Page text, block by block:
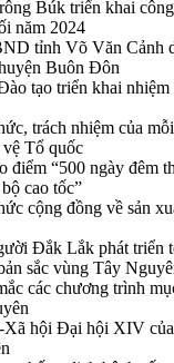
Búk triển khai công
năm 2024
tỉnh Võ Văn Cảnh
Buôn Đôn
tạo triển khai
trách nhiệm của
Tổ quốc
điểm “500 ngày đêm
cao tốc”
cộng đồng về sản
Đắk Lắk phát triển
sắc vùng Tây
các chương trình
Xã hội Đại hội XIV